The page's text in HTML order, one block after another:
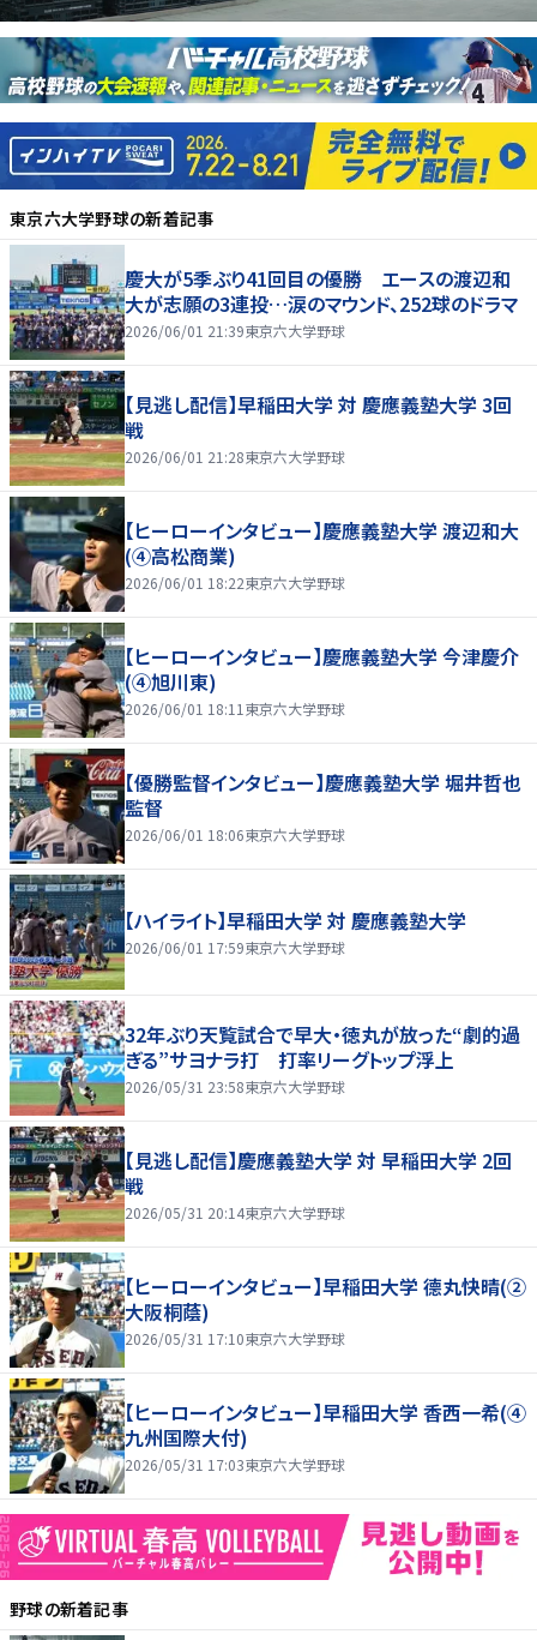
東京六大学野球の新着記事
慶大が5季ぶり41回目の優勝 エースの渡辺和
大が志願の3連投…涙のマウンド、252球のドラマ
2026/06/01 21:39東京六大学野球
【見逃し配信】早稲田大学 対 慶應義塾大学 3回
戦
2026/06/01 21:28東京六大学野球
【ヒーローインタビュー】慶應義塾大学 渡辺和大
(④高松商業)
2026/06/01 18:22東京六大学野球
【ヒーローインタビュー】慶應義塾大学 今津慶介
(④旭川東)
2026/06/01 18:11 東京六大学野球
【優勝監督インタビュー】慶應義塾大学 堀井哲也
監督
2026/06/01 18:06東京六大学野球
【ハイライト】早稲田大学 対 慶應義塾大学
2026/06/01 17:59東京六大学野球
32年ぶり天覧試合で早大・徳丸が放った“劇的過
ぎる”サヨナラ打 打率リーグトップ浮上
2026/05/31 23:58東京六大学野球
【見逃し配信】慶應義塾大学 対 早稲田大学 2回
戦
2026/05/31 20:14東京六大学野球
【ヒーローインタビュー】早稲田大学 德丸快晴(②
大阪桐蔭)
2026/05/31 17:10東京六大学野球
【ヒーローインタビュー】早稲田大学 香西一希(④
九州国際大付)
2026/05/31 17:03東京六大学野球
野球の新着記事